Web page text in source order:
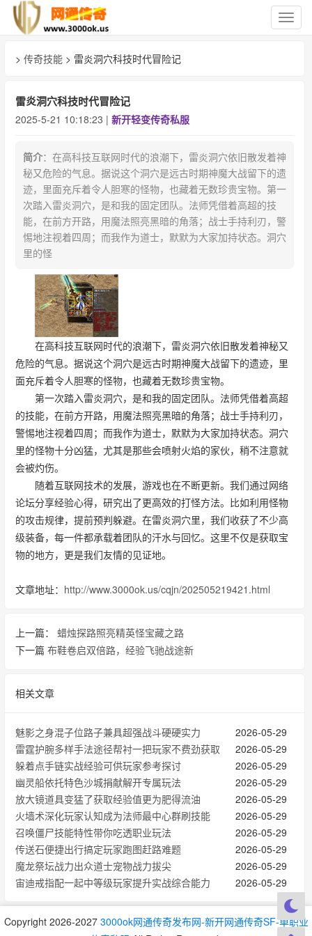
切
换
> 传奇技能 > 雷炎洞穴科技时代冒险记
雷炎洞穴科技时代冒险记
2025-5-21 10:18:23 | 新开轻变传奇私服
简介：在高科技互联网时代的浪潮下，雷炎洞穴依旧散发着神
秘又危险的气息。据说这个洞穴是远古时期神魔大战留下的遗
迹，里面充斥着令人胆寒的怪物，也藏着无数珍贵宝物。第一
次踏入雷炎洞穴，是和我的固定团队。法师凭借着高超的技
能，在前方开路，用魔法照亮黑暗的角落；战士手持利刃，警
惕地注视着四周；而我作为道士，默默为大家加持状态。洞穴
里的怪
在高科技互联网时代的浪潮下，雷炎洞穴依旧散发着神秘又
危险的气息。据说这个洞穴是远古时期神魔大战留下的遗迹，里
面充斥着令人胆寒的怪物，也藏着无数珍贵宝物。
第一次踏入雷炎洞穴，是和我的固定团队。法师凭借着高超
的技能，在前方开路，用魔法照亮黑暗的角落；战士手持利刃，
警惕地注视着四周；而我作为道士，默默为大家加持状态。洞穴
里的怪物十分凶猛，尤其是那些会喷射火焰的家伙，稍不注意就
会被灼伤。
随着互联网技术的发展，游戏也在不断更新。我们通过网络
论坛分享经验心得，研究出了更高效的打怪方法。比如利用怪物
的攻击规律，提前预判躲避。在雷炎洞穴里，我们收获了不少高
级装备，每一件都承载着团队的汗水与回忆。这里不仅是获取宝
物的地方，更是我们友情的见证地。
文章地址： http://www.3000ok.us/cqjn/202505219421.html
上一篇： 蜡烛探路照亮精英怪宝藏之路
下一篇 布鞋卷启双倍路，经验飞驰战途新
相关文章
2026-05-29
魅影之身混子位路子兼具超强战斗硬硬实力
2026-05-29
雷霆护腕多样手法途径帮衬一把玩家不费劲获取
2026-05-29
躲着点手链实战经验可供玩家参考探讨
2026-05-29
幽灵船依托特色沙城捐献解开专属玩法
2026-05-29
放大镜道具‌变猛了获取经验值更为肥得流油
2026-05-29
火墙术深化玩家认知成为法师最中心群刷技能
2026-05-29
召唤僵尸技能特性带你吃透职业玩法
2026-05-29
传送石便捷出行搞定玩家跑图赶路难题
2026-05-29
魔龙祭坛战力出众道士宠物战力拔尖
2026-05-29
宙迪戒指配一起中等级玩家提升实战综合能力
Copyright 2026-2027 3000ok网通传奇发布网-新开网通传奇SF-单职业